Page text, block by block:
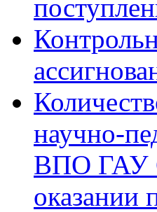
научно-
ВПО ГАУ
оказании